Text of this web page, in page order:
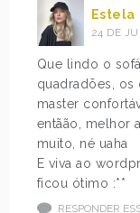
Estela
24 DE
Que lindo o
quadradões, os
master
entãão, melhor
muito, né uaha
E viva ao
ficou ótimo :**
RESPONDER